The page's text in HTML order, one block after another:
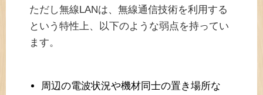
ただし無線LANは、無線通信技術を利用する
という特性上、以下のような弱点を持ってい
ます。
周辺の電波状況や機材同士の置き場所な